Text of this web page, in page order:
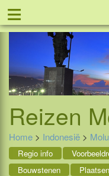
≡
Reizen
Home > Indonesië >
Regio info
Bouwstenen
Plaatsen